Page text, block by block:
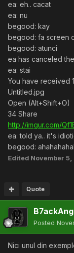
ea: eh.. cacat
ea: nu
begood: kay
begood: fa screen
begood: atunci
ea has canceled
ea: stai
You have received
Untitled.jpg
Open (Alt+Shift+O)
34 Share
http://imgur.com/
ea: told ya.. it's
begood:
Edited November 5,
Quote
Posted
Nici unul din